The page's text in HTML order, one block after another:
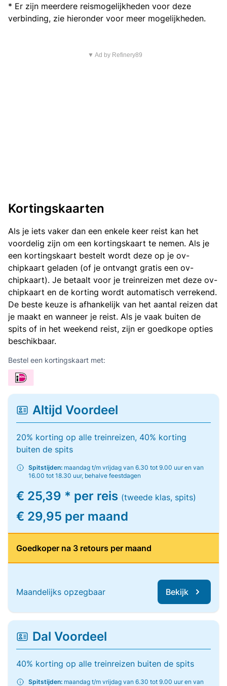
* Er zijn meerdere reismogelijkheden voor deze
verbinding, zie hieronder voor meer mogelijkheden.
▼ Ad by Refinery89
Kortingskaarten
Als je iets vaker dan een enkele keer reist kan het
voordelig zijn om een kortingskaart te nemen. Als je
een kortingskaart bestelt wordt deze op je ov-
chipkaart geladen (of je ontvangt gratis een ov-
chipkaart). Je betaalt voor je treinreizen met deze ov-
chipkaart en de korting wordt automatisch verrekend.
De beste keuze is afhankelijk van het aantal reizen dat
je maakt en wanneer je reist. Als je vaak buiten de
spits of in het weekend reist, zijn er goedkope opties
beschikbaar.
Bestel een kortingskaart met:
Altijd Voordeel
20% korting op alle treinreizen, 40% korting
buiten de spits
Spitstijden: maandag t/m vrijdag van 6.30 tot 9.00 uur en van
16.00 tot 18.30 uur, behalve feestdagen
€ 25,39 * per reis (tweede klas, spits)
€ 29,95 per maand
Goedkoper na 3 retours per maand
Maandelijks opzegbaar Bekijk
Dal Voordeel
40% korting op alle treinreizen buiten de spits
Spitstijden: maandag t/m vrijdag van 6.30 tot 9.00 uur en van